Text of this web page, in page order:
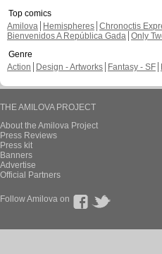
Top comics
Amilova
Hemispheres Chronoctis
Bienvenidos A República Gada Only
Genre
Action
Design - Artworks Fantasy - SF
THE AMILOVA PROJECT
About the Amilova Project
Press Reviews
Press kit
Banners
Advertise
Official Partners
Follow Amilova on